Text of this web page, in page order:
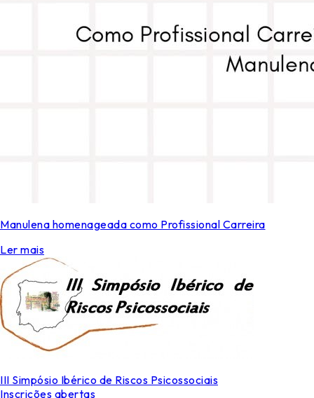
Manulena homenageada como Profissional Carreira
Ler mais
III Simpósio Ibérico de Riscos Psicossociais
Inscrições abertas